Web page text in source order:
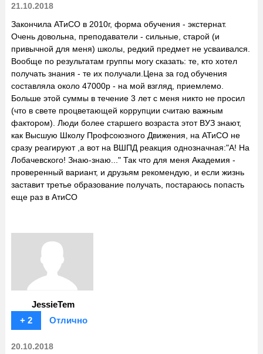
21.10.2018
Закончила АТиСО в 2010г, форма обучения - экстернат.
Очень довольна, преподаватели - сильные, старой (и
привычной для меня) школы, редкий предмет не усваивался.
Вообще по результатам группы могу сказать: те, кто хотел
получать знания - те их получали.Цена за год обучения
составляла около 47000р - на мой взгляд, приемлемо.
Больше этой суммы в течение 3 лет с меня никто не просил
(что в свете процветающей коррупции считаю важным
фактором). Люди более старшего возраста этот ВУЗ знают,
как Высшую Школу Профсоюзного Движения, на АТиСО не
сразу реагируют ,а вот на ВШПД реакция однозначная:"А! На
Лобачевского! Знаю-знаю..." Так что для меня Академия -
проверенный вариант, и друзьям рекомендую, и если жизнь
заставит третье образование получать, постараюсь попасть
еще раз в АтиСО
JessieTem
+ 2
Отлично
20.10.2018